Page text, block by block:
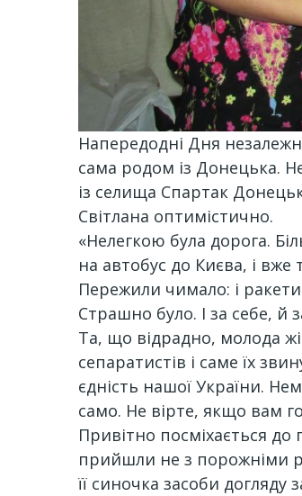
Напередодні Дня
сама родом із Донецька.
із селища Спартак
Світлана оптимістично.
«Нелегкою була дорога.
на автобус до Києва, і вже
Пережили чимало: і
Страшно було. І за себе, й
Та, що відрадно, молода
сепаратистів і саме їх
єдність нашої України.
само. Не вірте, якщо вам
Привітно посміхається
прийшли не з порожніми
її синочка засоби